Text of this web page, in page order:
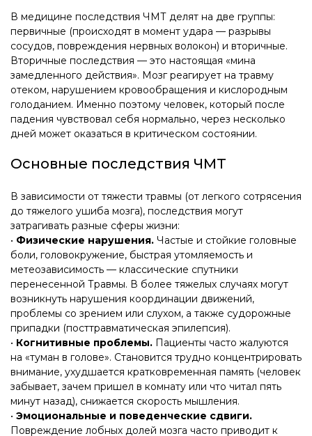
В медицине последствия ЧМТ делят на две группы:
первичные (происходят в момент удара — разрывы
сосудов, повреждения нервных волокон) и вторичные.
Вторичные последствия — это настоящая «мина
замедленного действия». Мозг реагирует на травму
отеком, нарушением кровообращения и кислородным
голоданием. Именно поэтому человек, который после
падения чувствовал себя нормально, через несколько
дней может оказаться в критическом состоянии.
Основные последствия ЧМТ
В зависимости от тяжести травмы (от легкого сотрясения
до тяжелого ушиба мозга), последствия могут
затрагивать разные сферы жизни:
• Физические нарушения. Частые и стойкие головные
боли, головокружение, быстрая утомляемость и
метеозависимость — классические спутники
перенесенной Травмы. В более тяжелых случаях могут
возникнуть нарушения координации движений,
проблемы со зрением или слухом, а также судорожные
припадки (посттравматическая эпилепсия).
• Когнитивные проблемы. Пациенты часто жалуются
на «туман в голове». Становится трудно концентрировать
внимание, ухудшается кратковременная память (человек
забывает, зачем пришел в комнату или что читал пять
минут назад), снижается скорость мышления.
• Эмоциональные и поведенческие сдвиги.
Повреждение лобных долей мозга часто приводит к